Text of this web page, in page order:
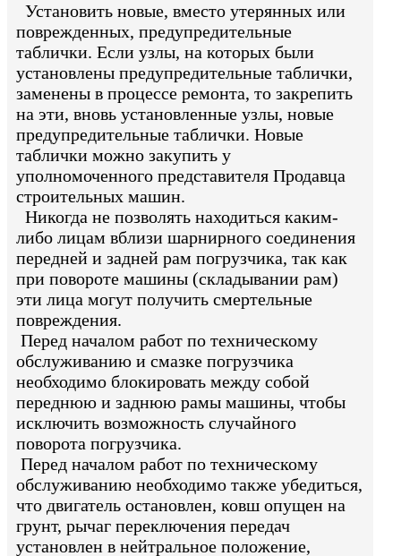
Установить новые, вместо утерянных или
поврежденных, предупредительные
таблички. Если узлы, на которых были
установлены предупредительные таблички,
заменены в процессе ремонта, то закрепить
на эти, вновь установленные узлы, новые
предупредительные таблички. Новые
таблички можно закупить у
уполномоченного представителя Продавца
строительных машин.
Никогда не позволять находиться каким-
либо лицам вблизи шарнирного соединения
передней и задней рам погрузчика, так как
при повороте машины (складывании рам)
эти лица могут получить смертельные
повреждения.
Перед началом работ по техническому
обслуживанию и смазке погрузчика
необходимо блокировать между собой
переднюю и заднюю рамы машины, чтобы
исключить возможность случайного
поворота погрузчика.
Перед началом работ по техническому
обслуживанию необходимо также убедиться,
что двигатель остановлен, ковш опущен на
грунт, рычаг переключения передач
установлен в нейтральное положение,